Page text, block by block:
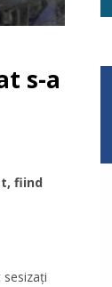
s-a
fiind